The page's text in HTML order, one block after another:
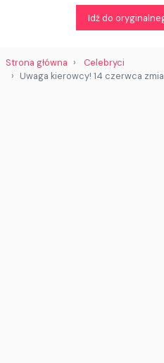
Idź do
Strona główna
Celebryci
Uwaga kierowcy! 14 czerwca